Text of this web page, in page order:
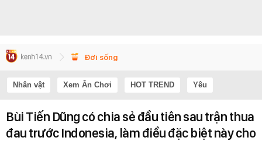
Đời sống
Nhân vật Xem Ăn Chơi HOT TREND Yêu
Bùi Tiến Dũng có chia sẻ đầu tiên sau trận thua
đau trước Indonesia, làm điều đặc biệt này cho